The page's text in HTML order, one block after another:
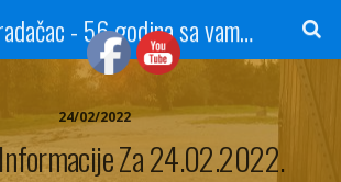
Radio Gradačac - 56 godina sa vama...
24/02/2022
Za 24.02.2022.